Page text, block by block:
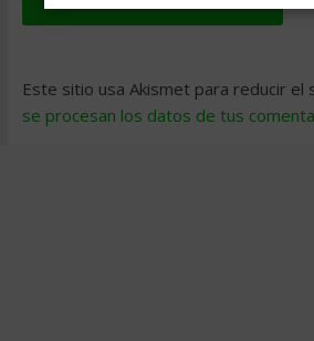
Este sitio usa Akismet para reducir el
se procesan los datos de tus